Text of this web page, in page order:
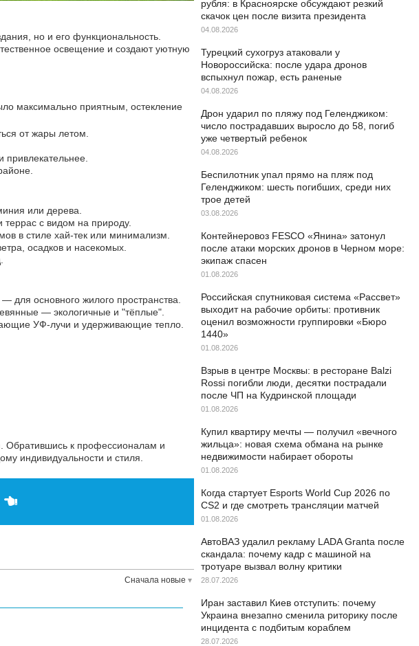
но и его функциональность.
освещение и создают уютную
максимально приятным, остекление
от жары летом.
или дерева.
террас с видом на природу.
в стиле хай-тек или минимализм.
осадков и насекомых.
основного жилого пространства.
— экологичные и "тёплые".
УФ-лучи и удерживающие тепло.
Обратившись к профессионалам и
индивидуальности и стиля.
Сначала новые
рубля: в Красноярске обсуждают резкий
скачок цен после визита президента
04.08.2026
Турецкий сухогруз атаковали у
Новороссийска: после удара дронов
вспыхнул пожар, есть раненые
04.08.2026
Дрон ударил по пляжу под Геленджиком:
число пострадавших выросло до 58, погиб
уже четвертый ребенок
04.08.2026
Беспилотник упал прямо на пляж под
Геленджиком: шесть погибших, среди них
трое детей
03.08.2026
Контейнеровоз FESCO «Янина» затонул
после атаки морских дронов в Черном море:
экипаж спасен
01.08.2026
Российская спутниковая система «Рассвет»
выходит на рабочие орбиты: противник
оценил возможности группировки «Бюро
1440»
01.08.2026
Взрыв в центре Москвы: в ресторане Balzi
Rossi погибли люди, десятки пострадали
после ЧП на Кудринской площади
01.08.2026
Купил квартиру мечты — получил «вечного
жильца»: новая схема обмана на рынке
недвижимости набирает обороты
01.08.2026
Когда стартует Esports World Cup 2026 по
CS2 и где смотреть трансляции матчей
01.08.2026
АвтоВАЗ удалил рекламу LADA Granta после
скандала: почему кадр с машиной на
тротуаре вызвал волну критики
28.07.2026
Иран заставил Киев отступить: почему
Украина внезапно сменила риторику после
инцидента с подбитым кораблем
28.07.2026